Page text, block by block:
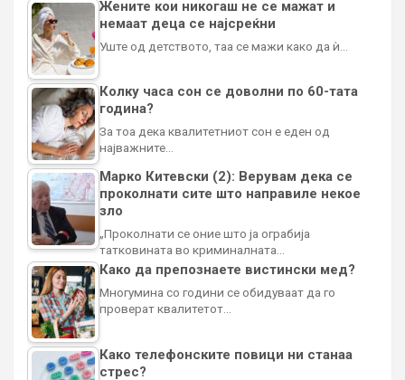
Жените кои никогаш не се мажат и
немаат деца се најсреќни
Уште од детството, таа се мажи како да ѝ…
Колку часа сон се доволни по 60-тата
година?
За тоа дека квалитетниот сон е еден од
најважните…
Марко Китевски (2): Верувам дека се
проколнати сите што направиле некое
зло
„Проколнати се оние што ја ограбија
татковината во криминалната…
Како да препознаете вистински мед?
Многумина со години се обидуваат да го
проверат квалитетот…
Како телефонските повици ни станаа
стрес?